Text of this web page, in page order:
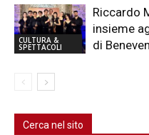
CULTURA &
SPETTACOLI
Riccardo
insieme
di
Cerca nel sito